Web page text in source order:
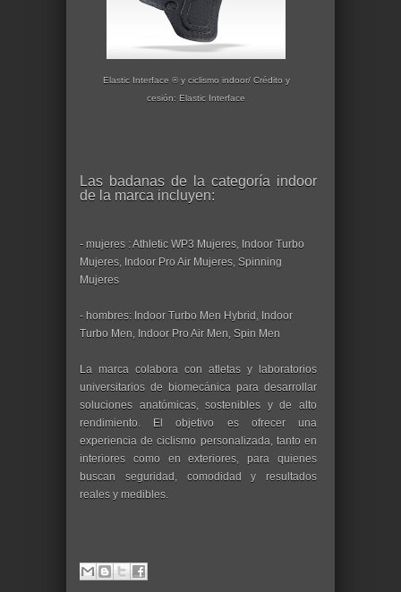
Elastic Interface ® y ciclismo indoor/ Crédito y
cesión: Elastic Interface
Las badanas de la categoría indoor
de la marca incluyen:
- mujeres : Athletic WP3 Mujeres, Indoor Turbo
Mujeres, Indoor Pro Air Mujeres, Spinning
Mujeres
- hombres: Indoor Turbo Men Hybrid, Indoor
Turbo Men, Indoor Pro Air Men, Spin Men
La marca colabora con atletas y laboratorios
universitarios de biomecánica para desarrollar
soluciones anatómicas, sostenibles y de alto
rendimiento. El objetivo es ofrecer una
experiencia de ciclismo personalizada, tanto en
interiores como en exteriores, para quienes
buscan seguridad, comodidad y resultados
reales y medibles.